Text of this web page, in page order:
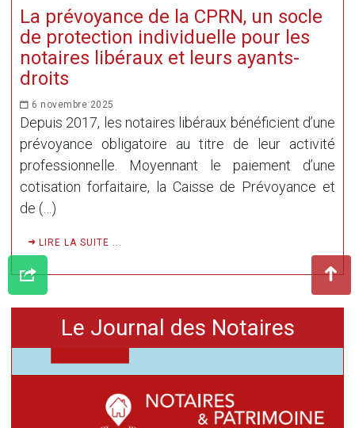
La prévoyance de la CPRN, un socle
de protection individuelle pour les
notaires libéraux et leurs ayants-
droits
6 novembre 2025
Depuis 2017, les notaires libéraux bénéficient d’une
prévoyance obligatoire au titre de leur activité
professionnelle. Moyennant le paiement d’une
cotisation forfaitaire, la Caisse de Prévoyance et
de (…)
LIRE LA SUITE ...
Le Journal des Notaires